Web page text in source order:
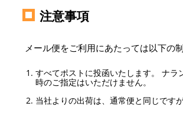
注意事項
メール便をご利用にあたっては以下の
すべてポストに投函いたします。 ナラ
時のご指定はいただけません。
当社よりの出荷は、通常便と同じです